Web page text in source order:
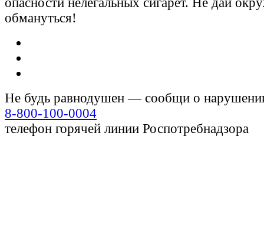
обмануться!
Не будь равнодушен — сообщи о
8-800-100-0004
телефон горячей линии Роспотребнадзора